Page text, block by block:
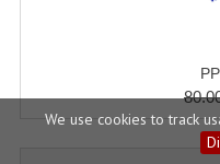
We use cookies to track